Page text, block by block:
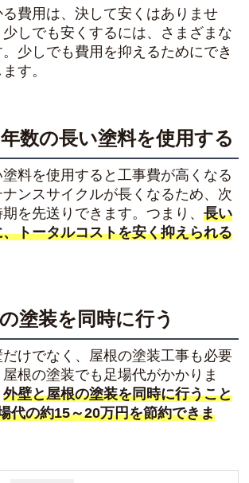
費用は、決して安くはありませ
しでも安くするには、さまざまな
少しでも費用を抑えるためにでき
す。
数の長い塗料を使用する
料を使用すると工事費が高くなる
ンスサイクルが長くなるため、次
期を先送りできます。つまり、長い
トータルコストを安く抑えられる
塗装を同時に行う
けでなく、屋根の塗装工事も必要
根の塗装でも足場代がかかりま
外壁と屋根の塗装を同時に行うこと
代の約15～20万円を節約できま